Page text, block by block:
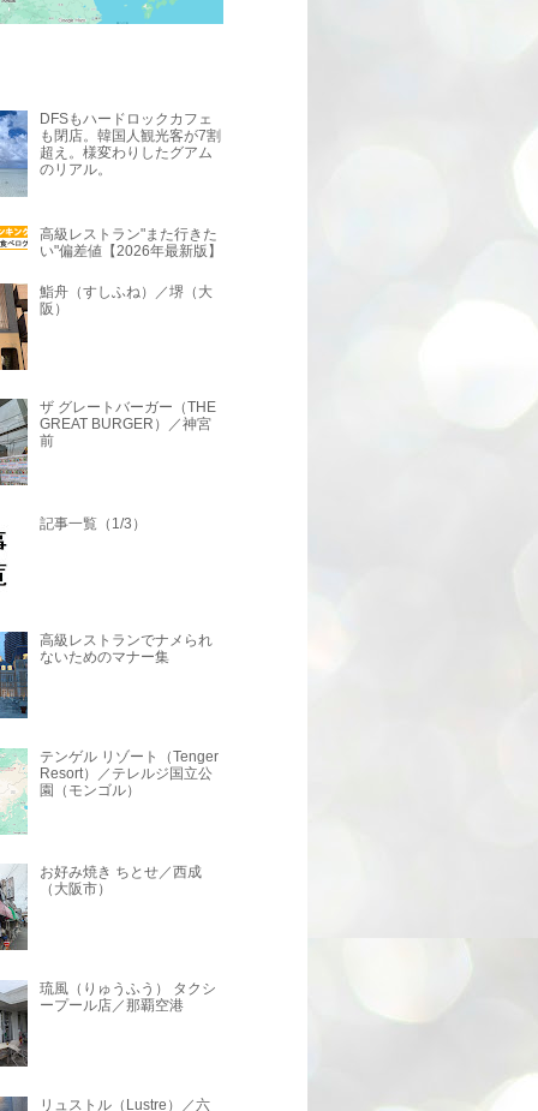
DFSもハードロックカフェ
も閉店。韓国人観光客が7割
超え。様変わりしたグアム
のリアル。
高級レストラン"また行きた
い"偏差値【2026年最新版】
鮨舟（すしふね）／堺（大
阪）
ザ グレートバーガー（THE
GREAT BURGER）／神宮
前
記事一覧（1/3）
高級レストランでナメられ
ないためのマナー集
テンゲル リゾート（Tenger
Resort）／テレルジ国立公
園（モンゴル）
お好み焼き ちとせ／西成
（大阪市）
琉風（りゅうふう） タクシ
ープール店／那覇空港
リュストル（Lustre）／六